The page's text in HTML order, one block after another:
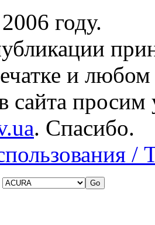
году.
и
сайта просим
. Спасибо.
/